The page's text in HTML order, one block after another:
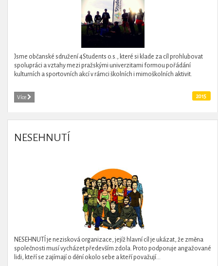
Jsme občanské sdružení 4Students o.s., které si klade za cíl prohlubovat
spolupráci a vztahy mezi pražskými univerzitami formou pořádání
kulturních a sportovních akcí v rámci školních i mimoškolních aktivit.
Více 2015
NESEHNUTÍ
NESEHNUTÍ je nezisková organizace, jejíž hlavní cíl je ukázat, že změna
společnosti musí vycházet především zdola. Proto podporuje angažované
lidi, kteří se zajímají o dění okolo sebe a kteří považují...